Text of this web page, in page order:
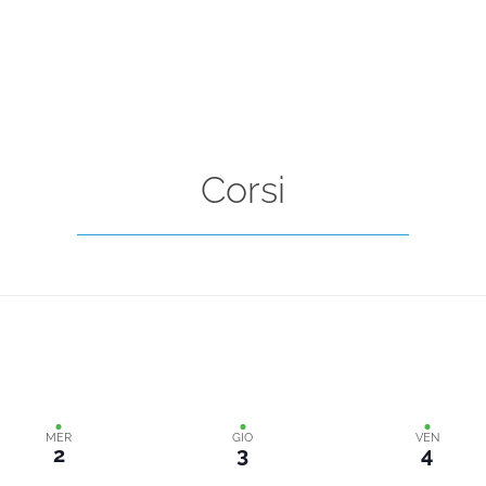
Corsi
MER
2
GIO
3
VEN
4